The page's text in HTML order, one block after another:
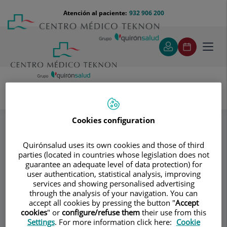
contenido
Menú
teléfono
cabecera
932 906 200
Atención al paciente:
Dr. Vicente Alonso Riambau
Métodos diagnósticos
Consultorio
Dr. Vicente Alonso
Riambau
ANGIOLOGÍA Y CIRUGÍA VASCULAR
Cookies configuration
Quirónsalud uses its own cookies and those of third
parties (located in countries whose legislation does not
guarantee an adequate level of data protection) for
user authentication, statistical analysis, improving
services and showing personalised advertising
through the analysis of your navigation. You can
accept all cookies by pressing the button "Accept
cookies" or configure/refuse them their use from this
Settings. For more information click here: Cookie